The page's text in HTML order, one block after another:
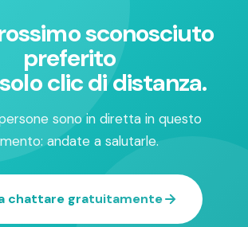
sconosciuto
preferito
clic di distanza.
sono in diretta in questo
andate a salutarle.
chattare gratuitamente